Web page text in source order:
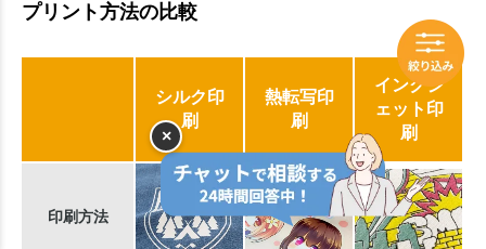
プリント方法の比較
シルク印
刷
熱転写印
刷
インクジ
ェット印
刷
印刷方法
×